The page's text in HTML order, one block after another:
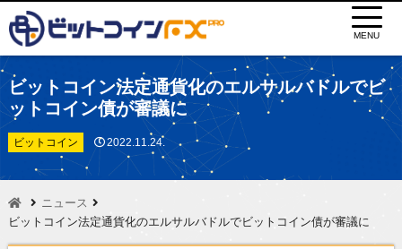
MENU
ビットコイン法定通貨化のエルサルバドルでビ
ットコイン債が審議に
ビットコイン 2022.11.24.
ニュース
ビットコイン法定通貨化のエルサルバドルでビットコイン債が審議に